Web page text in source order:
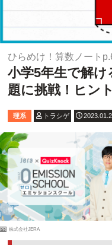
ひらめけ！算数ノート
小学5年生で解け
題に挑戦！ヒン
理系 トラシゲ
PR 株式会社JERA